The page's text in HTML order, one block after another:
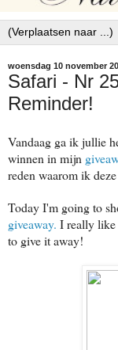
woensdag 10 november
Safari - Nr
Reminder!
Vandaag ga ik jullie
winnen in mijn
reden waarom ik
Today I'm going to
giveaway. I really like
to give it away!